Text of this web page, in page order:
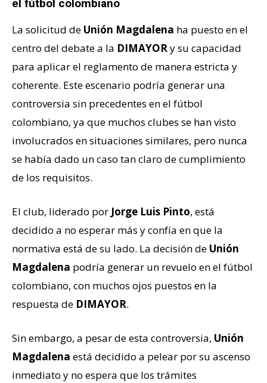
el fútbol colombiano
La solicitud de Unión Magdalena ha puesto en el
centro del debate a la DIMAYORy su capacidad
para aplicar el reglamento de manera estricta y
coherente. Este escenario podría generar una
controversia sin precedentes en el fútbol
colombiano, ya que muchos clubes se han visto
involucrados en situaciones similares, pero nunca
se había dado un caso tan claro de cumplimiento
de los requisitos.
El club, liderado por Jorge Luis Pinto, está
decidido a no esperar más y confía en que la
normativa está de su lado. La decisión de Unión
Magdalena podría generar un revuelo en el fútbol
colombiano, con muchos ojos puestos en la
respuesta de DIMAYOR.
Sin embargo, a pesar de esta controversia, Unión
Magdalena está decidido a pelear por su ascenso
inmediato y no espera que los trámites